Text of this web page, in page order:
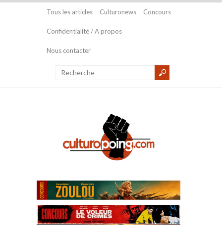
Tous les articles Culturonews Concours
Confidentialité / A propos
Nous contacter